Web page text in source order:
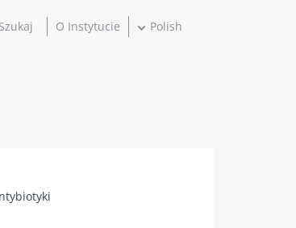
O Instytucie Polish